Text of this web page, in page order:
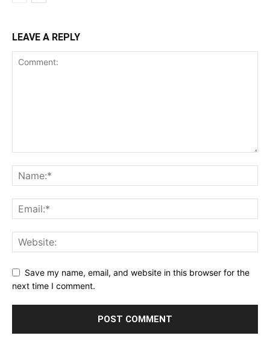
LEAVE A REPLY
Save my name, email, and website in this browser for the
next time I comment.